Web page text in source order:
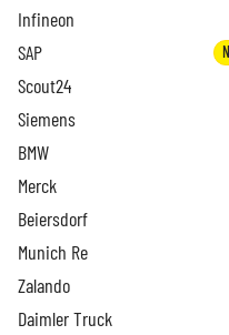
Infineon
SAP
Scout24
Siemens
BMW
Merck
Beiersdorf
Munich Re
Zalando
Daimler Truck